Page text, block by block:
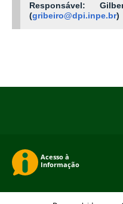
Responsável:
(gribeiro@dpi.inpe.br)